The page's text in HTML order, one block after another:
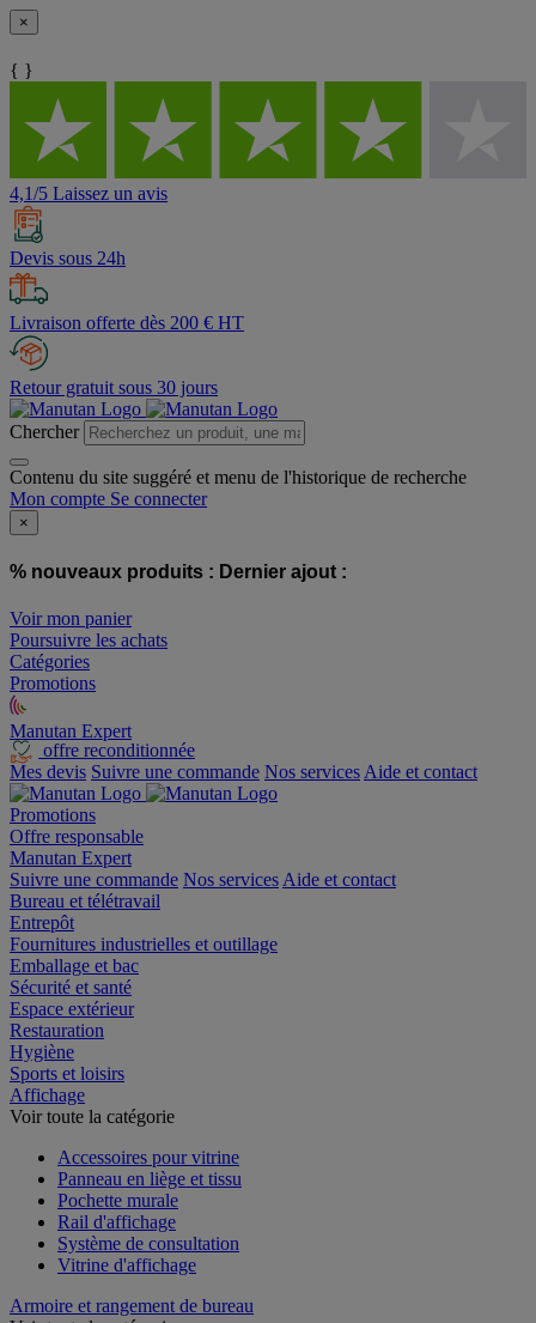
×
{ }
4,1/5 Laissez un avis
Devis sous 24h
Livraison offerte dès 200 € HT
Retour gratuit sous 30 jours
Chercher
Contenu du site suggéré et menu de l'historique de recherche
Mon compte Se connecter
×
% nouveaux produits : Dernier ajout :
Voir mon panier
Poursuivre les achats
Catégories
Promotions
Manutan Expert
offre reconditionnée
Mes devis Suivre une commande Nos services Aide et contact
Promotions
Offre responsable
Manutan Expert
Suivre une commande Nos services Aide et contact
Bureau et télétravail
Entrepôt
Fournitures industrielles et outillage
Emballage et bac
Sécurité et santé
Espace extérieur
Restauration
Hygiène
Sports et loisirs
Affichage
Voir toute la catégorie
Accessoires pour vitrine
Panneau en liège et tissu
Pochette murale
Rail d'affichage
Système de consultation
Vitrine d'affichage
Armoire et rangement de bureau